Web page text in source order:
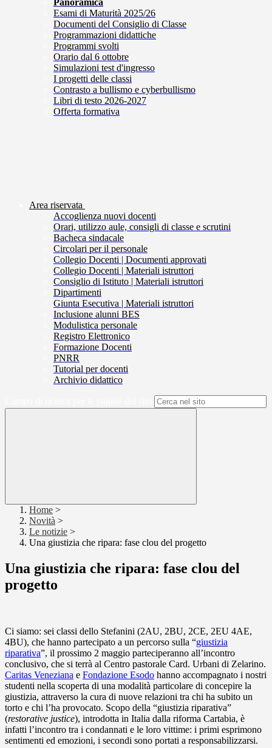
Panoramica
Esami di Maturità 2025/26
Documenti del Consiglio di Classe
Programmazioni didattiche
Programmi svolti
Orario dal 6 ottobre
Simulazioni test d'ingresso
I progetti delle classi
Contrasto a bullismo e cyberbullismo
Libri di testo 2026-2027
Offerta formativa
Area riservata
Accoglienza nuovi docenti
Orari, utilizzo aule, consigli di classe e scrutini
Bacheca sindacale
Circolari per il personale
Collegio Docenti | Documenti approvati
Collegio Docenti | Materiali istruttori
Consiglio di Istituto | Materiali istruttori
Dipartimenti
Giunta Esecutiva | Materiali istruttori
Inclusione alunni BES
Modulistica personale
Registro Elettronico
Formazione Docenti
PNRR
Tutorial per docenti
Archivio didattico
Home >
Novità >
Le notizie >
Una giustizia che ripara: fase clou del progetto
Una giustizia che ripara: fase clou del
progetto
Ci siamo: sei classi dello Stefanini (2AU, 2BU, 2CE, 2EU 4AE,
4BU), che hanno partecipato a un percorso sulla “giustizia
riparativa”, il prossimo 2 maggio parteciperanno all’incontro
conclusivo, che si terrà al Centro pastorale Card. Urbani di Zelarino.
Caritas Veneziana e Fondazione Esodo hanno accompagnato i nostri
studenti nella scoperta di una modalità particolare di concepire la
giustizia, attraverso la cura di nuove relazioni tra chi ha subito un
torto e chi l’ha provocato. Scopo della “giustizia riparativa”
(restorative justice), introdotta in Italia dalla riforma Cartabia, è
infatti l’incontro tra i condannati e le loro vittime: i primi esprimono
sentimenti ed emozioni, i secondi sono portati a responsabilizzarsi.